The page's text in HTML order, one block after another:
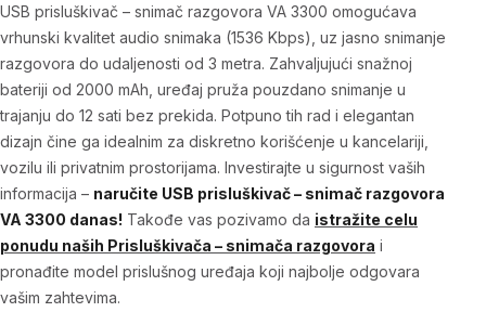
USB prisluškivač – snimač razgovora VA 3300 omogućava
vrhunski kvalitet audio snimaka (1536 Kbps), uz jasno snimanje
razgovora do udaljenosti od 3 metra. Zahvaljujući snažnoj
bateriji od 2000 mAh, uređaj pruža pouzdano snimanje u
trajanju do 12 sati bez prekida. Potpuno tih rad i elegantan
dizajn čine ga idealnim za diskretno korišćenje u kancelariji,
vozilu ili privatnim prostorijama. Investirajte u sigurnost vaših
informacija – naručite USB prisluškivač – snimač razgovora
VA 3300 danas! Takođe vas pozivamo da istražite celu
ponudu naših Prisluškivača – snimača razgovora i
pronađite model prislušnog uređaja koji najbolje odgovara
vašim zahtevima.